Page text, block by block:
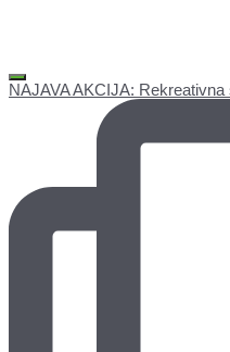
NAJAVA AKCIJA: